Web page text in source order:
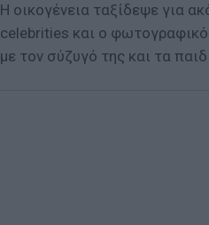
Η οικογένεια ταξίδεψε για
celebrities και ο
με τον σύζυγό της και τα